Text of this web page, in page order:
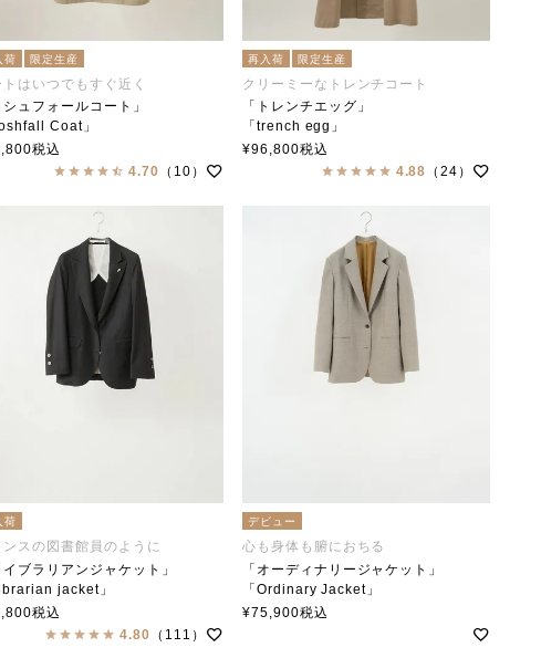
荷 限定生産
トはいつでもすぐ近く
シュフォールコート」
Coat」
（ステンカラー）
税込
4.70 （10）
再入荷 限定生産
クリーミーなトレンチコート
「トレンチエッグ」
「trench egg」
soutiencollar（ステンカラー）
¥96,800税込
4.88 （24）
荷
ンスの図書館員のように
イブラリアンジャケット」
jacket」
（ステンカラー）
税込
4.80 （111）
デビュー
心も身体も腑におちる
「オーディナリージャケット」
「Ordinary Jacket」
soutiencollar(ステンカラー)
¥75,900税込